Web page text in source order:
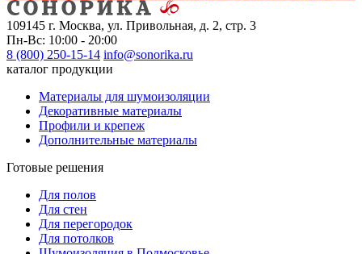
109145 г. Москва, ул. Привольная, д. 2, стр. 3
Пн-Вс: 10:00 - 20:00
8 (800) 250-15-14 info@sonorika.ru
каталог продукции
Материалы для шумоизоляции
Декоративные материалы
Профили и крепеж
Дополнительные материалы
Готовые решения
Для полов
Для стен
Для перегородок
Для потолков